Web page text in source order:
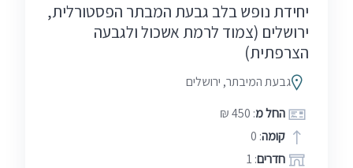
יחידת נופש בלב גבעת המבתר הפסטורלית,
ירושלים (צמוד לרמת אשכול ולגבעה
הצרפתית)
גבעת המיבתר, ירושלים
החל מ: 450 ₪
קומה: 0
חדרים: 1